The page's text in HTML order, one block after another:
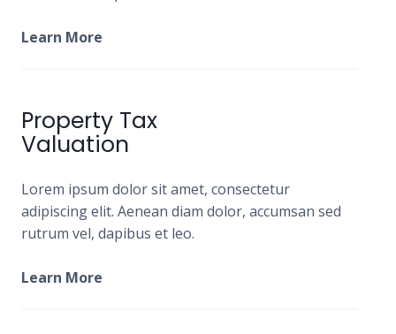
Learn More
Property Tax
Valuation
Lorem ipsum dolor sit amet, consectetur
adipiscing elit. Aenean diam dolor, accumsan sed
rutrum vel, dapibus et leo.
Learn More